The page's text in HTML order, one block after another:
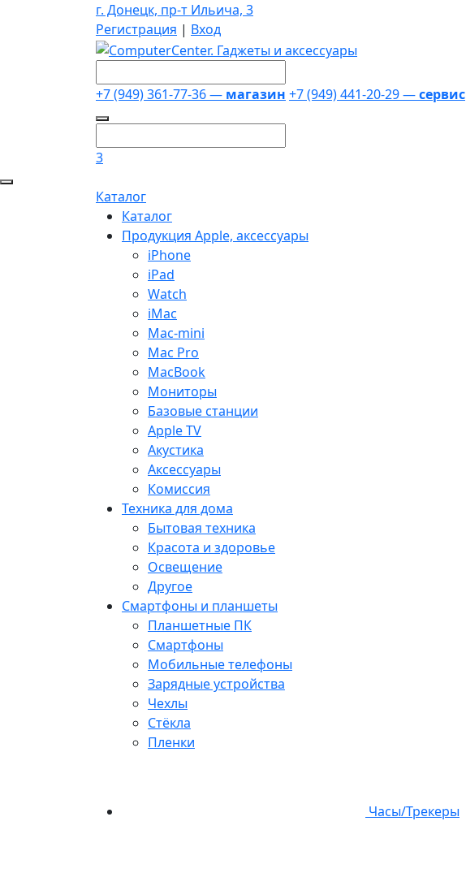
г. Донецк, пр-т Ильича, 3
Регистрация | Вход
+7 (949) 361-77-36 — магазин +7 (949) 441-20-29 —сервис
3
Каталог
Каталог
Продукция Apple, аксессуары
iPhone
iPad
Watch
iMac
Mac-mini
Mac Pro
MacBook
Мониторы
Базовые станции
Apple TV
Акустика
Аксессуары
Комиссия
Техника для дома
Бытовая техника
Красота и здоровье
Освещение
Другое
Смартфоны и планшеты
Планшетные ПК
Смартфоны
Мобильные телефоны
Зарядные устройства
Чехлы
Стёкла
Пленки
Часы/Трекеры